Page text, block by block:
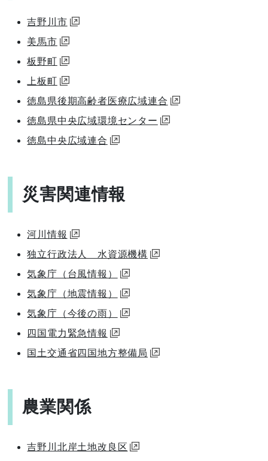
吉野川市
美馬市
板野町
上板町
徳島県後期高齢者医療広域連合
徳島県中央広域環境センター
徳島中央広域連合
災害関連情報
河川情報
独立行政法人 水資源機構
気象庁（台風情報）
気象庁（地震情報）
気象庁（今後の雨）
四国電力緊急情報
国土交通省四国地方整備局
農業関係
吉野川北岸土地改良区